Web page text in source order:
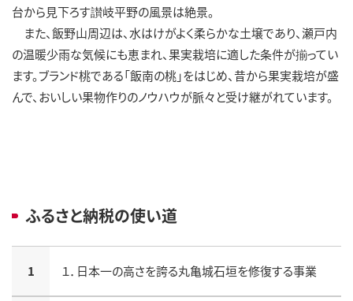
台から見下ろす讃岐平野の風景は絶景。
また、飯野山周辺は、水はけがよく柔らかな土壌であり、瀬戸内
の温暖少雨な気候にも恵まれ、果実栽培に適した条件が揃ってい
ます。ブランド桃である「飯南の桃」をはじめ、昔から果実栽培が盛
んで、おいしい果物作りのノウハウが脈々と受け継がれています。
ふるさと納税の使い道
1 １．日本一の高さを誇る丸亀城石垣を修復する事業